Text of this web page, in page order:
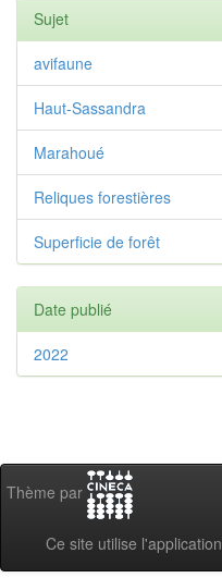
Sujet
avifaune
Haut-Sassandra
Marahoué
Reliques forestières
Superficie de forêt
Date publié
2022
Thème par
Ce site utilise l'application